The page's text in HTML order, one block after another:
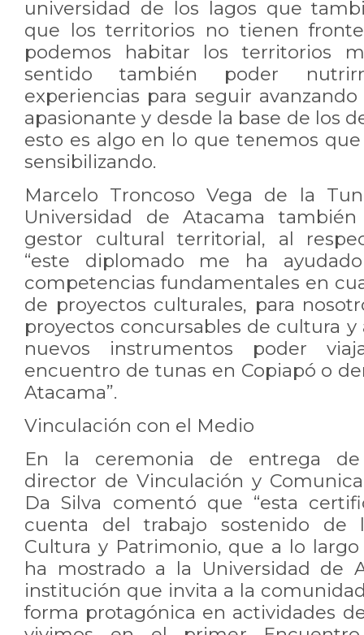
universidad de los lagos que
que los territorios no tienen
podemos habitar los territorios
sentido también poder
experiencias para seguir
apasionante y desde la base de los
esto es algo en lo que tenemos
sensibilizando.
Marcelo Troncoso Vega de la
Universidad de Atacama
gestor cultural territorial, al
“este diplomado me ha
competencias fundamentales en
de proyectos culturales, para
proyectos concursables de cultura y
nuevos instrumentos poder
encuentro de tunas en Copiapó o
Atacama”.
Vinculación con el Medio
En la ceremonia de entrega de
director de Vinculación y
Da Silva comentó que “esta
cuenta del trabajo sostenido de
Cultura y Patrimonio, que a lo
ha mostrado a la Universidad de
institución que invita a la
forma protagónica en actividades